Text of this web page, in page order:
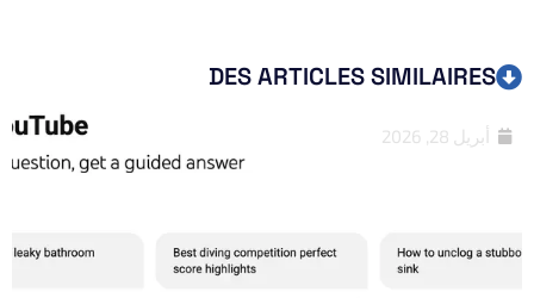
DES ARTICLES SIMILAIRES
أبريل 28, 2026